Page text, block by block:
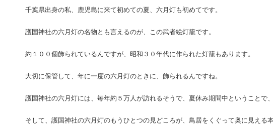
千葉県出身の私、鹿児島に来て初めての夏、六月灯も初めてです。
護国神社の六月灯の名物とも言えるのが、この武者絵灯籠です。
約１００個飾られているんですが、昭和３０年代に作られた灯籠もあります。
大切に保管して、年に一度の六月灯のときに、飾られるんですね。
護国神社の六月灯には、毎年約５万人が訪れるそうで、夏休み期間中ということで
そして、護国神社の六月灯のもうひとつの見どころが、鳥居をくぐって奥に見える